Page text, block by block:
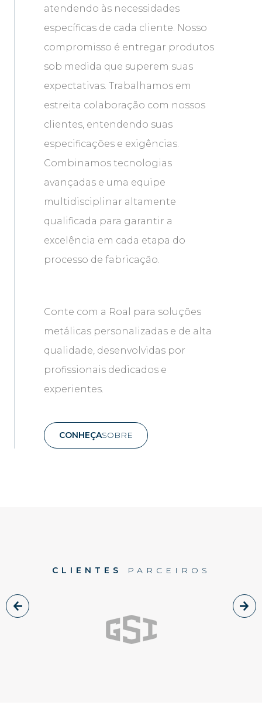
atendendo às necessidades
específicas de cada cliente. Nosso
compromisso é entregar produtos
sob medida que superem suas
expectativas. Trabalhamos em
estreita colaboração com nossos
clientes, entendendo suas
especificações e exigências.
Combinamos tecnologias
avançadas e uma equipe
multidisciplinar altamente
qualificada para garantir a
excelência em cada etapa do
processo de fabricação.
Conte com a Roal para soluções
metálicas personalizadas e de alta
qualidade, desenvolvidas por
profissionais dedicados e
experientes.
CONHEÇASOBRE
CLIENTES PARCEIROS